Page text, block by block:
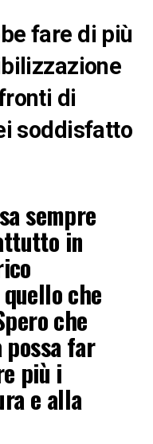
fare di più
di
soddisfatto
sempre
in
che
che
far
più i
e alla